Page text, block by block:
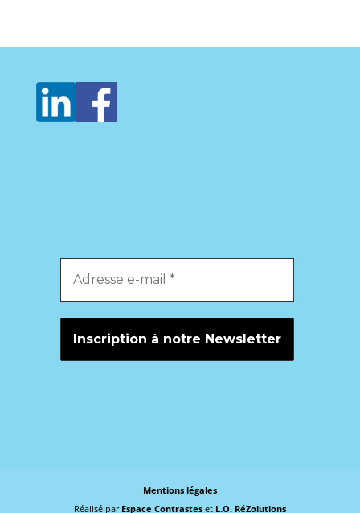
Mentions légales
Réalisé par Espace Contrastes et L.O. RéZolutions